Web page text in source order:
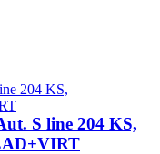
S line 204 KS,